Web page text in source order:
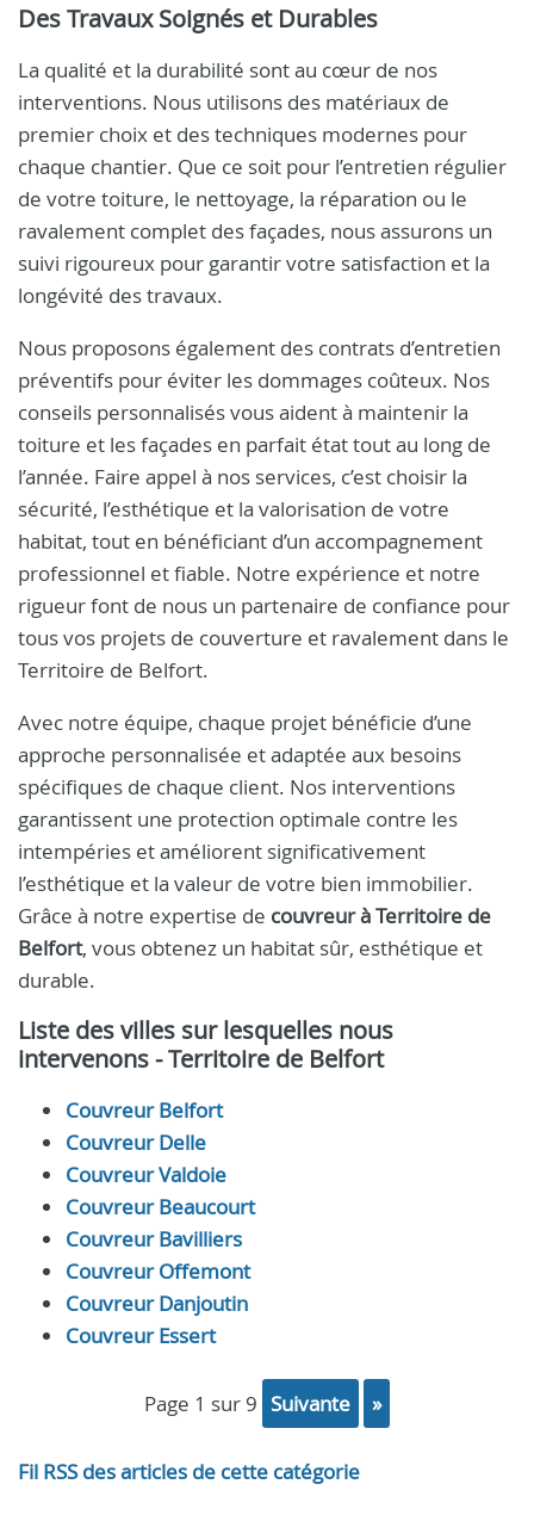
Des Travaux Soignés et Durables
La qualité et la durabilité sont au cœur de nos
interventions. Nous utilisons des matériaux de
premier choix et des techniques modernes pour
chaque chantier. Que ce soit pour l’entretien régulier
de votre toiture, le nettoyage, la réparation ou le
ravalement complet des façades, nous assurons un
suivi rigoureux pour garantir votre satisfaction et la
longévité des travaux.
Nous proposons également des contrats d’entretien
préventifs pour éviter les dommages coûteux. Nos
conseils personnalisés vous aident à maintenir la
toiture et les façades en parfait état tout au long de
l’année. Faire appel à nos services, c’est choisir la
sécurité, l’esthétique et la valorisation de votre
habitat, tout en bénéficiant d’un accompagnement
professionnel et fiable. Notre expérience et notre
rigueur font de nous un partenaire de confiance pour
tous vos projets de couverture et ravalement dans le
Territoire de Belfort.
Avec notre équipe, chaque projet bénéficie d’une
approche personnalisée et adaptée aux besoins
spécifiques de chaque client. Nos interventions
garantissent une protection optimale contre les
intempéries et améliorent significativement
l’esthétique et la valeur de votre bien immobilier.
Grâce à notre expertise de couvreur à Territoire de
Belfort, vous obtenez un habitat sûr, esthétique et
durable.
Liste des villes sur lesquelles nous
intervenons - Territoire de Belfort
Couvreur Belfort
Couvreur Delle
Couvreur Valdoie
Couvreur Beaucourt
Couvreur Bavilliers
Couvreur Offemont
Couvreur Danjoutin
Couvreur Essert
page 1 sur 9 suivante »
Fil RSS des articles de cette catégorie